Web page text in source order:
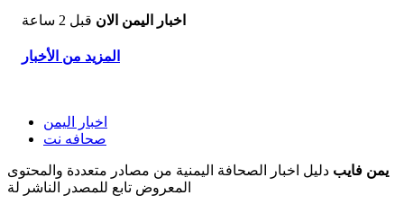
اخبار اليمن الان قبل 2 ساعة
المزيد من الأخبار
اخبار اليمن
صحافه نت
يمن فايب دليل اخبار الصحافة اليمنية من مصادر متعددة والمحتوى
المعروض تابع للمصدر الناشر لة